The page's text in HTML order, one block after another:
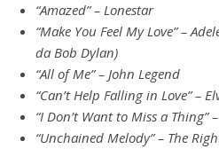
“Amazed” – Lonestar
“Make You Feel My Love” –
da Bob Dylan)
“All of Me” – John Legend
“Can’t Help Falling in Love” –
“I Don’t Want to Miss a Thing”
“Unchained Melody” – The